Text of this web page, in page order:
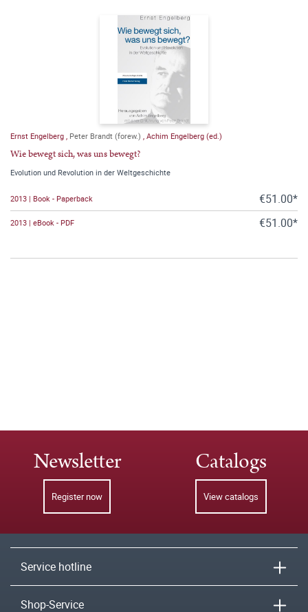
Ernst Engelberg Peter Brandt (forew.) Achim Engelberg (ed.)
Wie bewegt sich, was uns bewegt?
Evolution und Revolution in der Weltgeschichte
2013 | Book - Paperback €51.00*
2013 | eBook - PDF €51.00*
Newsletter
Register now
Catalogs
View catalogs
Service hotline
Shop-Service